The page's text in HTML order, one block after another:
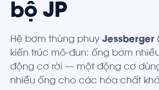
bộ JP
Hệ bơm thùng phuy Jessberger
kiến trúc mô-đun: ống bơm
động cơ rời — một động cơ
nhiều ống cho các hóa chất